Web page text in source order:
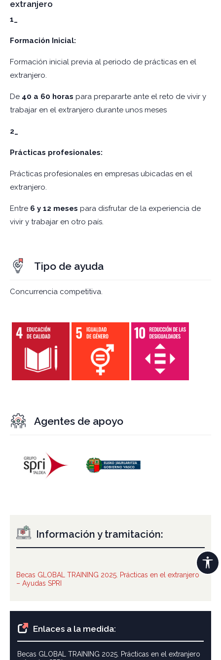
extranjero
1_
Formación Inicial:
Formación inicial previa al periodo de prácticas en el
extranjero.
De 40 a 60 horas para prepararte ante el reto de vivir y
trabajar en el extranjero durante unos meses
2_
Prácticas profesionales:
Prácticas profesionales en empresas ubicadas en el
extranjero.
Entre 6 y 12 meses para disfrutar de la experiencia de
vivir y trabajar en otro país.
Tipo de ayuda
Concurrencia competitiva.
Agentes de apoyo
Información y tramitación:
Becas GLOBAL TRAINING 2025. Prácticas en el extranjero
– Ayudas SPRI
Enlaces a la medida:
Becas GLOBAL TRAINING 2025. Prácticas en el extranjero